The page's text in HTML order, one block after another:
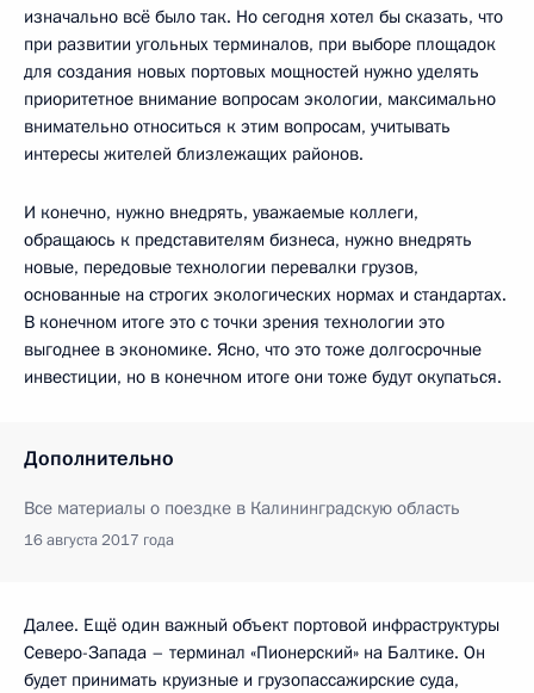
изначально всё было так. Но сегодня хотел бы сказать, что
при развитии угольных терминалов, при выборе площадок
для создания новых портовых мощностей нужно уделять
приоритетное внимание вопросам экологии, максимально
внимательно относиться к этим вопросам, учитывать
интересы жителей близлежащих районов.
И конечно, нужно внедрять, уважаемые коллеги,
обращаюсь к представителям бизнеса, нужно внедрять
новые, передовые технологии перевалки грузов,
основанные на строгих экологических нормах и стандартах.
В конечном итоге это с точки зрения технологии это
выгоднее в экономике. Ясно, что это тоже долгосрочные
инвестиции, но в конечном итоге они тоже будут окупаться.
Дополнительно
Все материалы о поездке в Калининградскую область
16 августа 2017 года
Далее. Ещё один важный объект портовой инфраструктуры
Северо-Запада – терминал «Пионерский» на Балтике. Он
будет принимать круизные и грузопассажирские суда,